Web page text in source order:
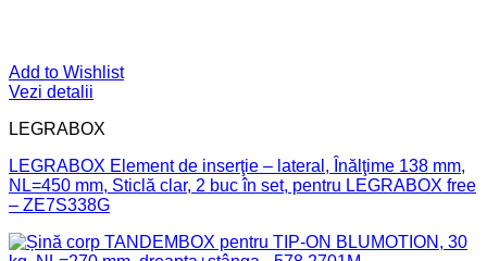
Add to Wishlist
Vezi detalii
LEGRABOX
LEGRABOX Element de inserţie – lateral, Înălţime 138 mm,
NL=450 mm, Sticlă clar, 2 buc în set, pentru LEGRABOX free
– ZE7S338G